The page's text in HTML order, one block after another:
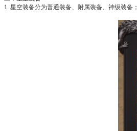
1. 星空装备分为普通装备、附属装备、神级装备；